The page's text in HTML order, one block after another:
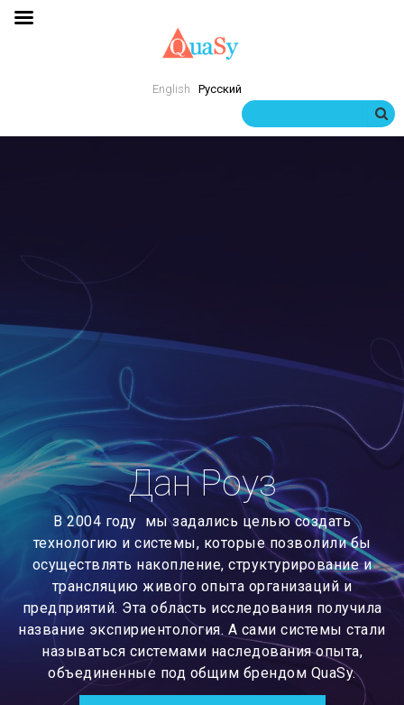
English Русский
Дан Роуз
В 2004 году мы задались целью создать
технологию и системы, которые позволили бы
осуществлять накопление, структурирование и
трансляцию живого опыта организаций и
предприятий. Эта область исследования получила
название экспириентология. А сами системы стали
называться системами наследования опыта,
объединенные под общим брендом QuaSy.